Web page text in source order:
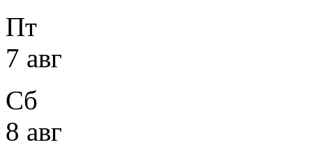
Пт
7 авг
Сб
8 авг